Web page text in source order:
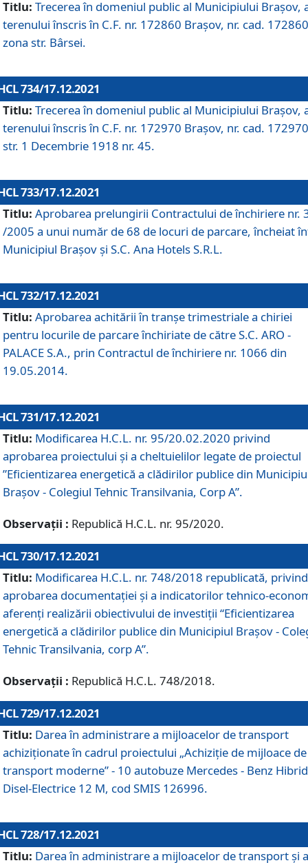
Titlu: Trecerea în domeniul public al Municipiului Braşov,
terenului înscris în C.F. nr. 172860 Brașov, nr. cad.
zona str. Bârsei.
734/17.12.2021
Titlu: Trecerea în domeniul public al Municipiului Braşov,
terenului înscris în C.F. nr. 172970 Brașov, nr. cad.
str. 1 Decembrie 1918 nr. 45.
733/17.12.2021
Titlu: Aprobarea prelungirii Contractului de închiriere nr.
/2005 a unui număr de 68 de locuri de parcare, încheiat
Municipiul Braşov şi S.C. Ana Hotels S.R.L.
732/17.12.2021
Titlu: Aprobarea achitării în tranșe trimestriale a chiriei
pentru locurile de parcare închiriate de către S.C. ARO -
PALACE S.A., prin Contractul de închiriere nr. 1066 din
19.05.2014.
731/17.12.2021
Titlu: Modificarea H.C.L. nr. 95/20.02.2020 privind
aprobarea proiectului și a cheltuielilor legate de proiectul
”Eficientizarea energetică a clădirilor publice din
Brașov - Colegiul Tehnic Transilvania, Corp A”.
Observații : Republică H.C.L. nr. 95/2020.
730/17.12.2021
Titlu: Modificarea H.C.L. nr. 748/2018 republicată, privind
aprobarea documentației și a indicatorilor tehnico-
aferenți realizării obiectivului de investiții “Eficientizarea
energetică a clădirilor publice din Municipiul Brașov -
Tehnic Transilvania, corp A”.
Observații : Republică H.C.L. 748/2018.
729/17.12.2021
Titlu: Darea în administrare a mijloacelor de transport
achiziționate în cadrul proiectului „Achiziţie de mijloace de
transport moderne” - 10 autobuze Mercedes - Benz Hibrid
Disel-Electrice 12 M, cod SMIS 126996.
728/17.12.2021
Titlu: Darea în administrare a mijloacelor de transport și a